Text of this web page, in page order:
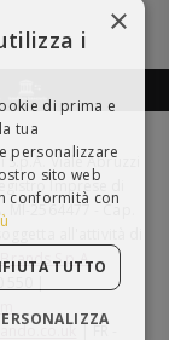
Viale Abruzzi
Imprese di
2564477 - Cap.
all'attività di
S.p.A.
|
| FR -
×
i
di prima e
tua
personalizzare
sito web
conformità con
TUTTO